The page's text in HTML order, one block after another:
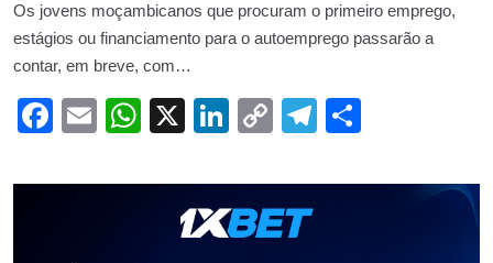
Os jovens moçambicanos que procuram o primeiro emprego,
estágios ou financiamento para o autoemprego passarão a
contar, em breve, com…
Facebook
EmailWhatsApp
X LinkedIn
CopyTelegram